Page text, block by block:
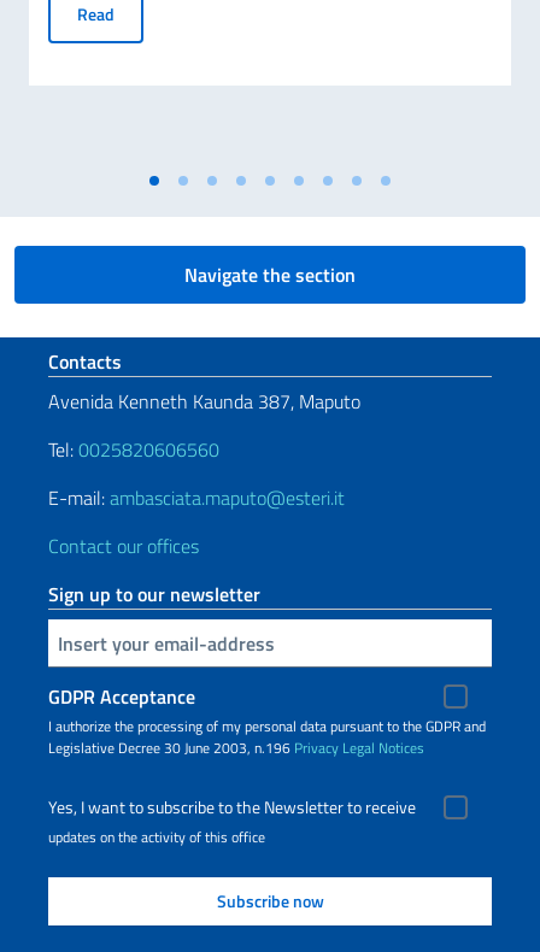
Read
Navigate the section
Footer section
Contacts
Avenida Kenneth Kaunda 387, Maputo
Tel:0025820606560
E-mail:ambasciata.maputo@esteri.it
Contact our offices
Sign up to our newsletter
Insert your email
GDPR Acceptance
I authorize the processing of my personal data pursuant to the GDPR and
Legislative Decree 30 June 2003, n.196 Privacy Legal Notices
Yes, I want to subscribe to the Newsletter to receive
updates on the activity of this office